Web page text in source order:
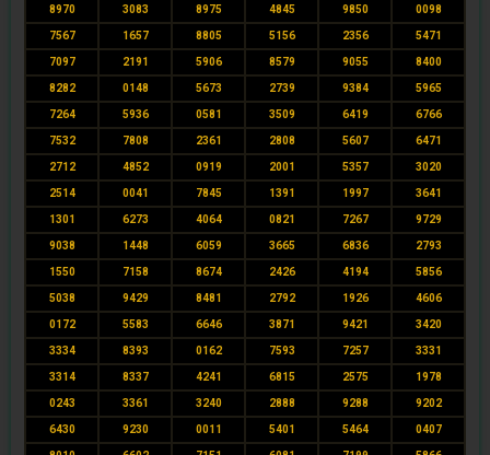
8970 3083 8975 4845 9850 0098
7567 1657 8805 5156 2356 5471
7097 2191 5906 8579 9055 8400
8282 0148 5673 2739 9384 5965
7264 5936 0581 3509 6419 6766
7532 7808 2361 2808 5607 6471
2712 4852 0919 2001 5357 3020
2514 0041 7845 1391 1997 3641
1301 6273 4064 0821 7267 9729
9038 1448 6059 3665 6836 2793
1550 7158 8674 2426 4194 5856
5038 9429 8481 2792 1926 4606
0172 5583 6646 3871 9421 3420
3334 8393 0162 7593 7257 3331
3314 8337 4241 6815 2575 1978
0243 3361 3240 2888 9288 9202
6430 9230 0011 5401 5464 0407